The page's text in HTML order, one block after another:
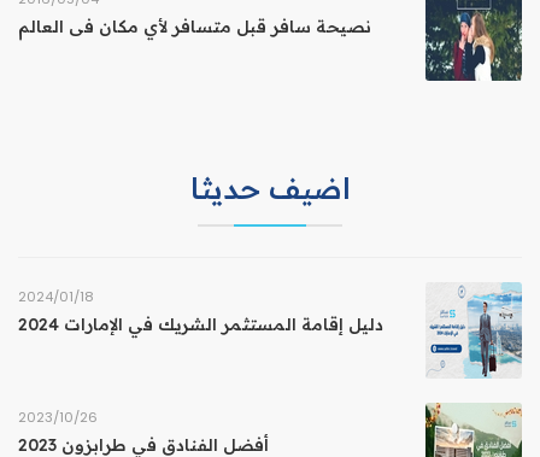
نصيحة سافر قبل متسافر لأي مكان فى العالم
اضيف حديثا
18‏/01‏/2024
دليل إقامة المستثمر الشريك في الإمارات 2024
26‏/10‏/2023
أفضل الفنادق في طرابزون 2023